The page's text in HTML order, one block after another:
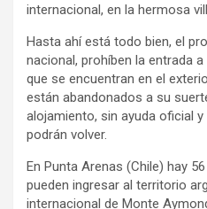
internacional, en la hermosa
Hasta ahí está todo bien, el
nacional, prohíben la entrada
que se encuentran en el
están abandonados a su
alojamiento, sin ayuda oficial
podrán volver.
En Punta Arenas (Chile) hay
pueden ingresar al territorio
internacional de Monte